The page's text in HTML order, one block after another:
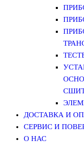
ДОСТАВКА И
СЕРВИС И
О НАС